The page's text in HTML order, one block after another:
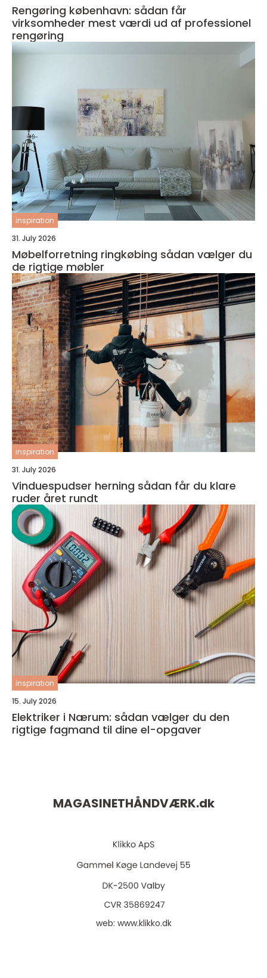
Rengøring københavn: sådan får
virksomheder mest værdi ud af professionel
rengøring
inspiration
31. July 2026
Møbelforretning ringkøbing sådan vælger du
de rigtige møbler
inspiration
31. July 2026
Vinduespudser herning sådan får du klare
ruder året rundt
inspiration
15. July 2026
Elektriker i Nærum: sådan vælger du den
rigtige fagmand til dine el-opgaver
MAGASINETHÅNDVÆRK.dk
web: www.klikko.dk